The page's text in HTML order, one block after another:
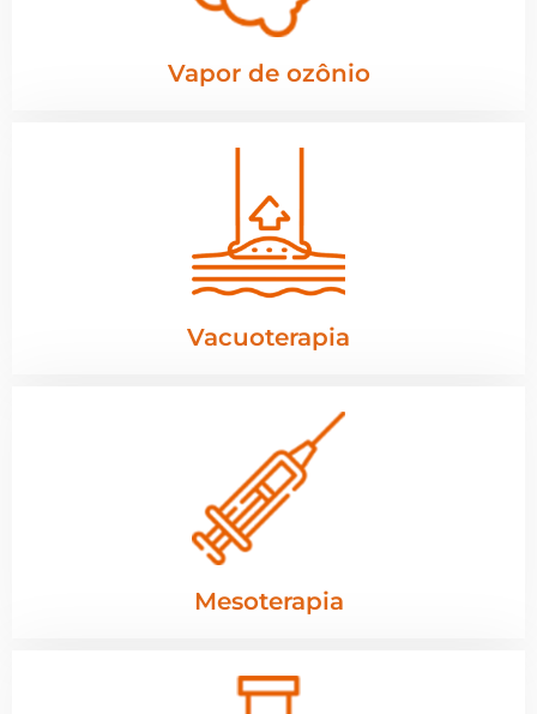
Vapor de ozônio
Vacuoterapia
Mesoterapia